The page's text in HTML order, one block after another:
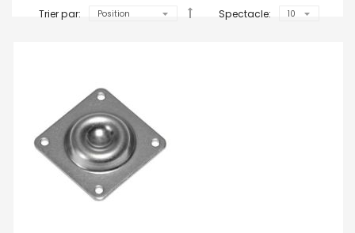
Trier par: Spectacle: